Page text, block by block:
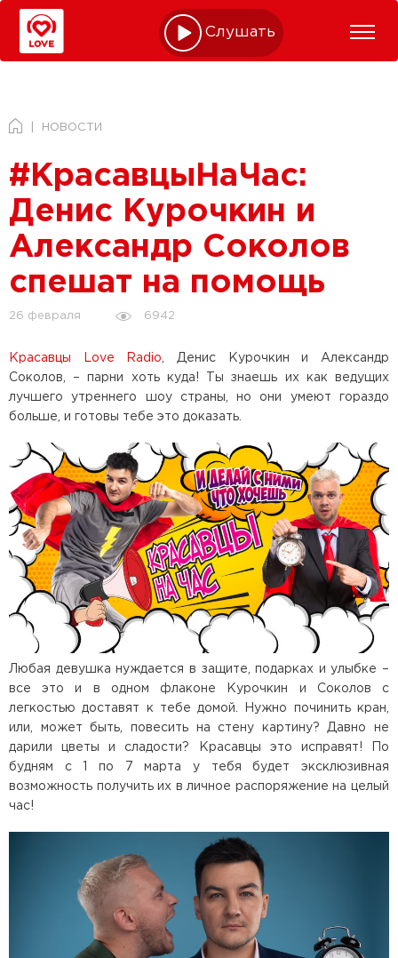
Слушать online
НОВОСТИ
#КрасавцыНаЧас:
Денис Курочкин и
Александр Соколов
спешат на помощь
26 февраля 6942
Красавцы Love Radio
, Денис Курочкин и Александр
Соколов, – парни хоть куда! Ты знаешь их как ведущих
лучшего утреннего шоу страны, но они умеют гораздо
больше, и готовы тебе это доказать.
Любая девушка нуждается в защите, подарках и улыбке –
все это и в одном флаконе Курочкин и Соколов с
легкостью доставят к тебе домой. Нужно починить кран,
или, может быть, повесить на стену картину? Давно не
дарили цветы и сладости? Красавцы это исправят! По
будням с 1 по 7 марта у тебя будет эксклюзивная
возможность получить их в личное распоряжение на целый
час!